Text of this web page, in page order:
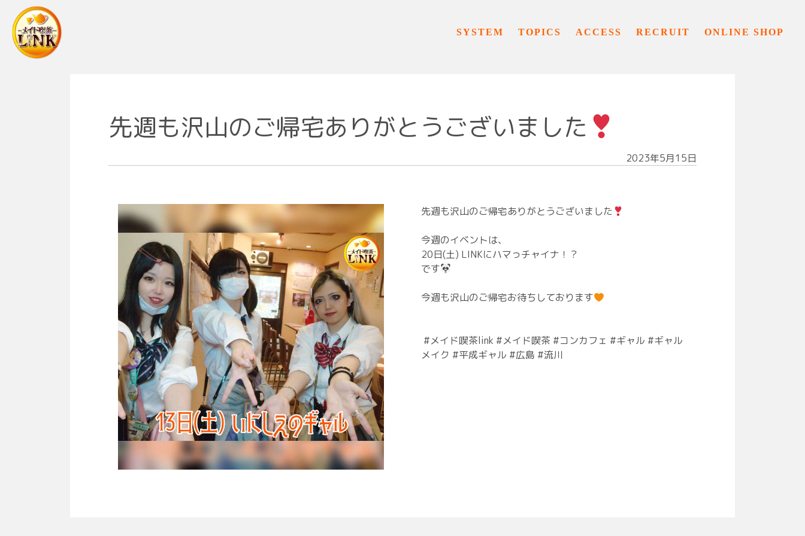
Main Navigation SYSTEM TOPICS ACCESS RECRUIT ONLINE SHOP
先週も沢山のご帰宅ありがとうございました
2023年5月15日
先週も沢山のご帰宅ありがとうございました
⁡今週のイベントは、⁡
⁡20日(土) LINKにハマっチャイナ！？⁡
⁡です
⁡今週も沢山のご帰宅お待ちしております
⁡ #メイド喫茶link #メイド喫茶 #コンカフェ #ギャル #ギャル
メイク #平成ギャル #広島 #流川